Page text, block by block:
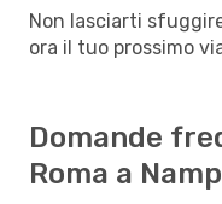
Non lasciarti
ora il tuo prossimo
Domande
Roma a